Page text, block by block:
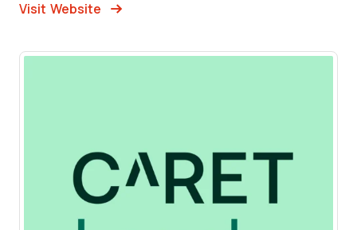
Visit Website Opens New Window